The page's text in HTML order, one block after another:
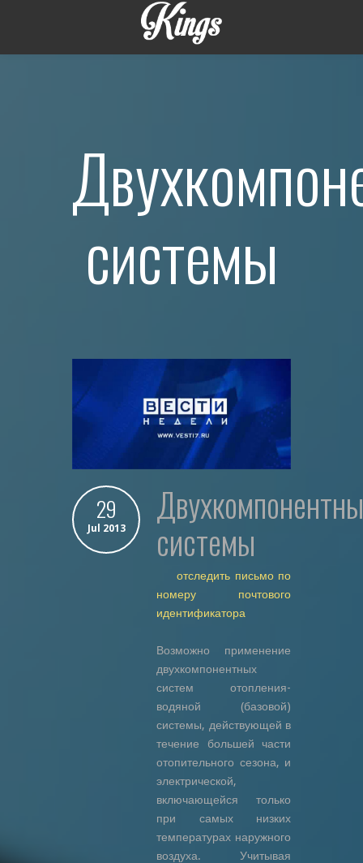
системы
29
Jul 2013 Двухкомпонентные
системы
отследить письмо по
номеру почтового
идентификатора
Возможно применение
двухкомпонентных
систем отопления-
водяной (базовой)
системы, действующей в
течение большей части
отопительного сезона, и
электрической,
включающейся только
при самых низких
температурах наружного
воздуха. Учитывая